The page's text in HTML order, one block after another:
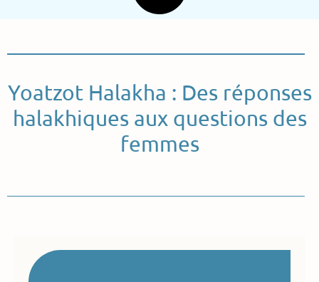
Yoatzot Halakha : Des réponses
halakhiques aux questions des
femmes